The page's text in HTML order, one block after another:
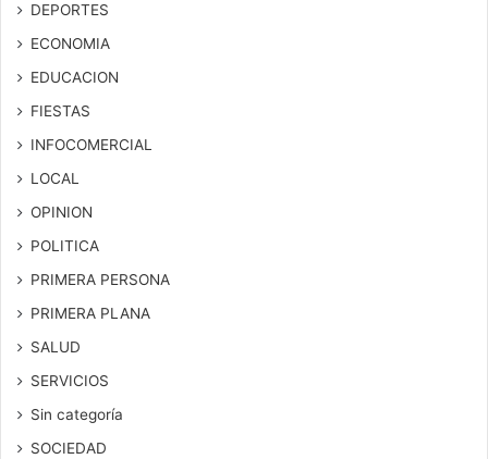
DEPORTES
ECONOMIA
EDUCACION
FIESTAS
INFOCOMERCIAL
LOCAL
OPINION
POLITICA
PRIMERA PERSONA
PRIMERA PLANA
SALUD
SERVICIOS
Sin categoría
SOCIEDAD